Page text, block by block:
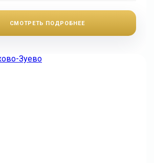
СМОТРЕТЬ ПОДРОБНЕЕ